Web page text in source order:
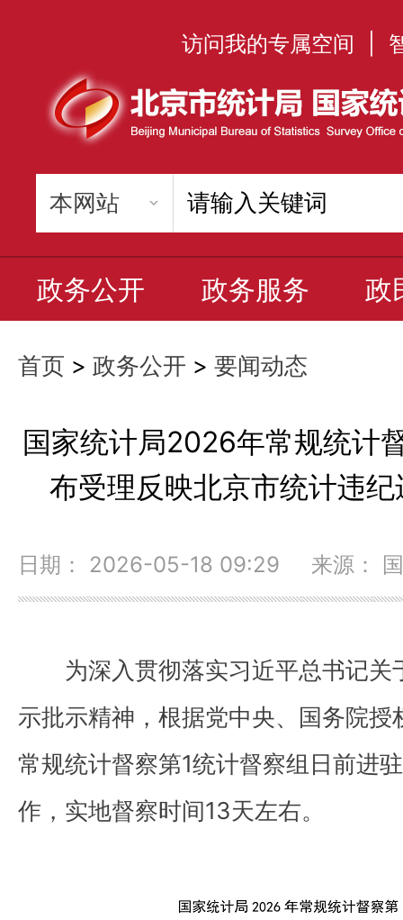
访问我的专属空间
政务公开 政务服务 政
首页 > 政务公开 > 要闻动态
国家统计局2026年常规统计
布受理反映北京市统计违
日期： 2026-05-18 09:29 来源： 国
为深入贯彻落实习近平总书记
示批示精神，根据党中央、国务院
常规统计督察第1统计督察组日前进
作，实地督察时间13天左右。